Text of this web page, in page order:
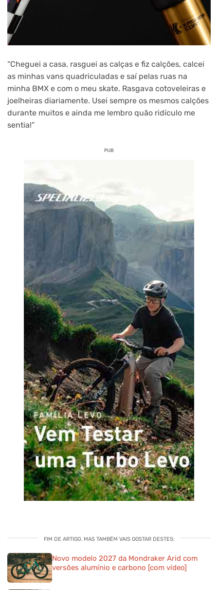
“Cheguei a casa, rasguei as calças e fiz calções, calcei
as minhas vans quadriculadas e saí pelas ruas na
minha BMX e com o meu skate. Rasgava cotoveleiras e
joelheiras diariamente. Usei sempre os mesmos calções
durante muitos e ainda me lembro quão ridículo me
sentia!”
PUB
FIM DE ARTIGO. MAS TAMBÉM VAIS GOSTAR DESTES:
Novo modelo 2027 da Mondraker Arid com
versões alumínio e carbono [com vídeo]